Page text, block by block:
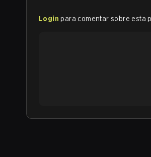
Login para comentar sobre esta